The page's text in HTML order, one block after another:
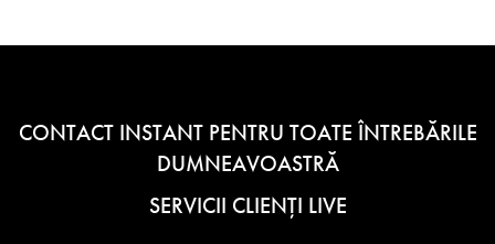
CONTACT INSTANT PENTRU TOATE ÎNTREBĂRILE
DUMNEAVOASTRĂ
SERVICII CLIENȚI LIVE